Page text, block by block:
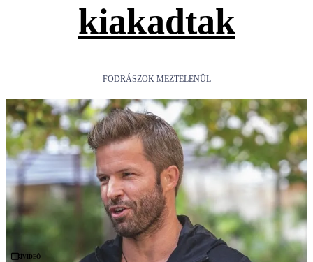
kiakadtak
FODRÁSZOK MEZTELENÜL
Videó